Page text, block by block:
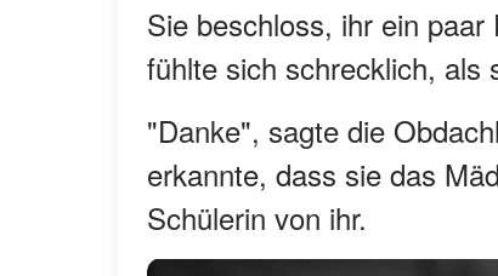
Sie beschloss, ihr ein
fühlte sich schrecklich, als
"Danke", sagte die
erkannte, dass sie das
Schülerin von ihr.